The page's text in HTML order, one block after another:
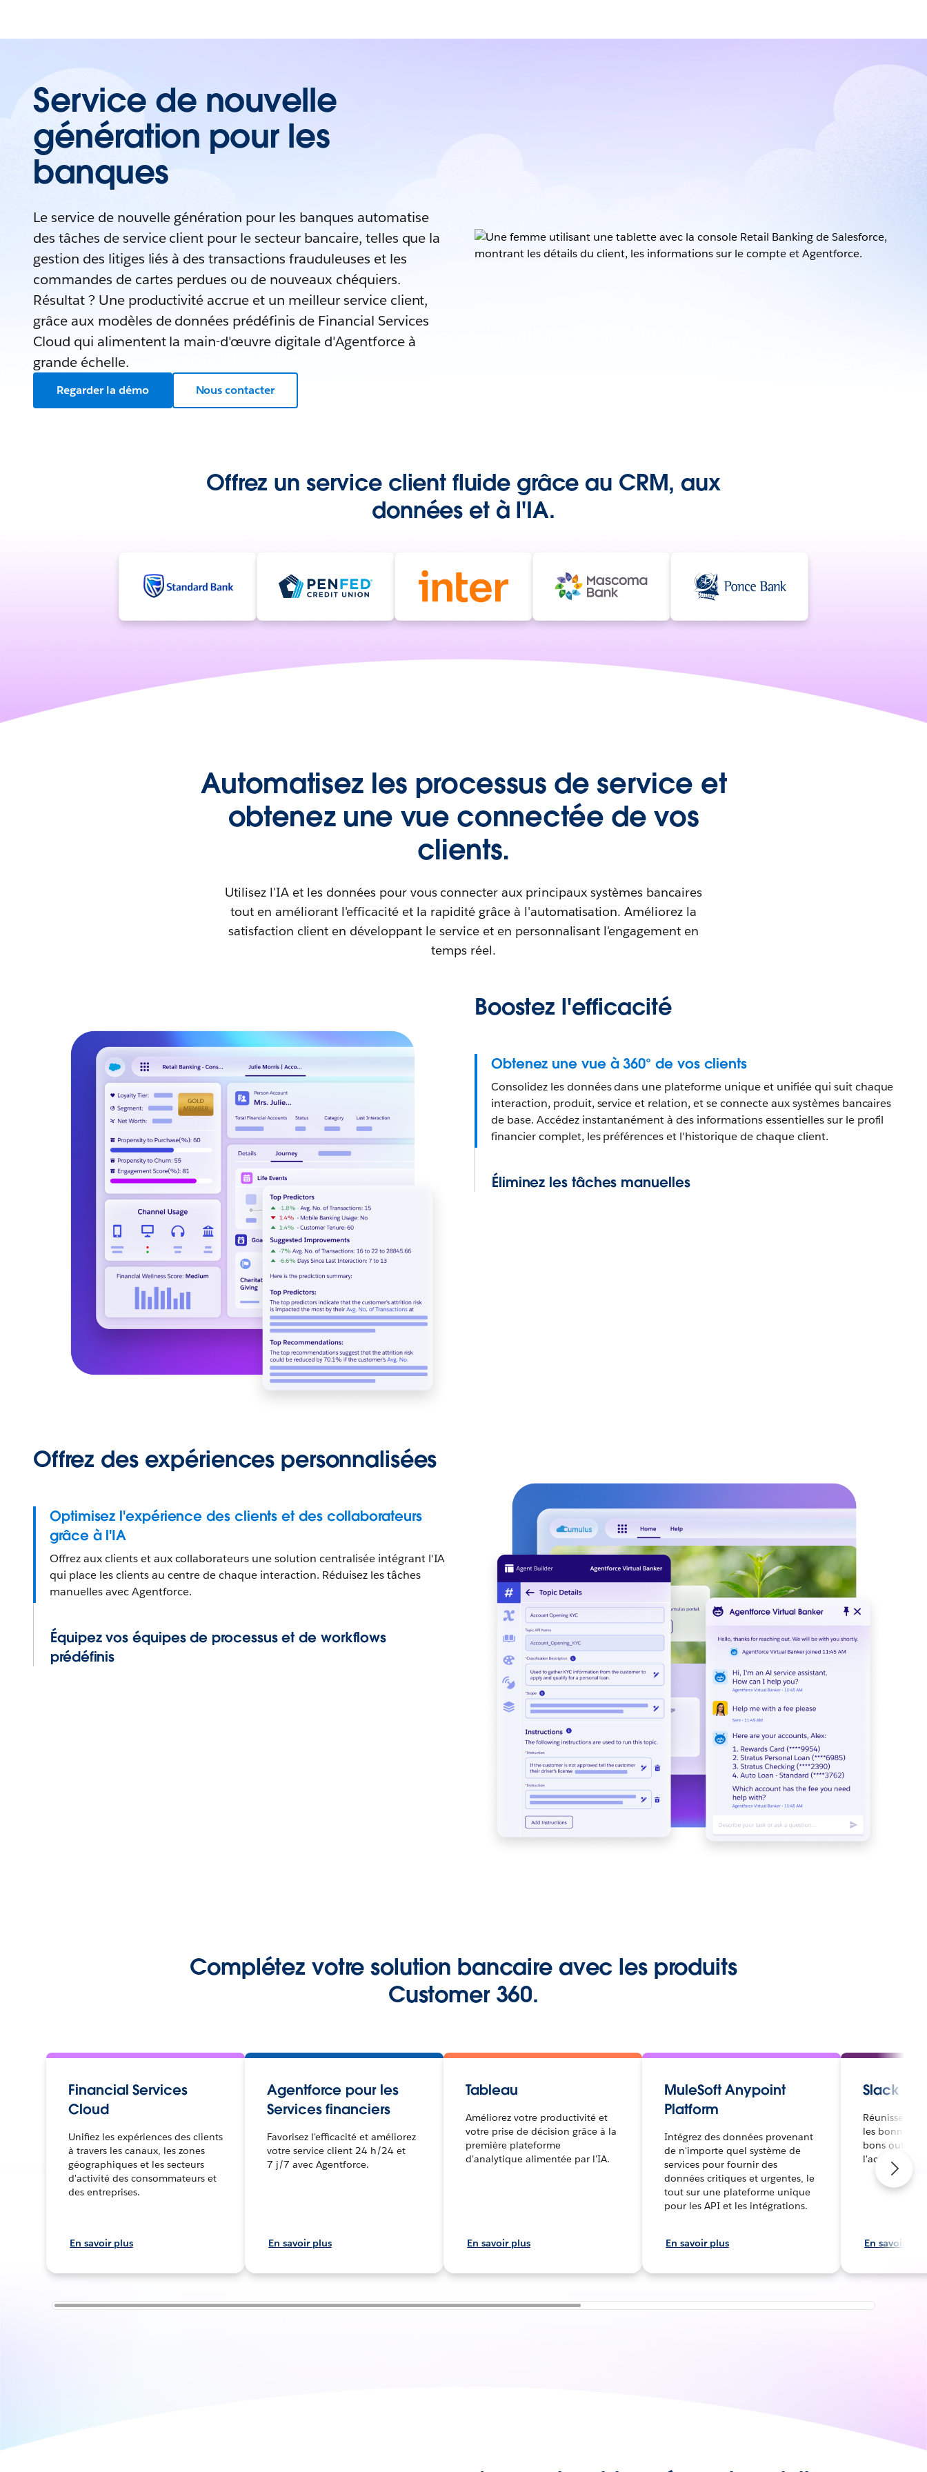
Service de nouvelle
génération pour les
banques
Le service de nouvelle génération pour les banques automatise
des tâches de service client pour le secteur bancaire, telles que la
gestion des litiges liés à des transactions frauduleuses et les
commandes de cartes perdues ou de nouveaux chéquiers.
Résultat ? Une productivité accrue et un meilleur service client,
grâce aux modèles de données prédéfinis de Financial Services
Cloud qui alimentent la main-d'œuvre digitale d'Agentforce à
grande échelle.
Regarder la démo Nous contacter
Offrez un service client fluide grâce au CRM, aux
données et à l'IA.
Automatisez les processus de service et
obtenez une vue connectée de vos
clients.
Utilisez l'IA et les données pour vous connecter aux principaux systèmes bancaires
tout en améliorant l'efficacité et la rapidité grâce à l'automatisation. Améliorez la
satisfaction client en développant le service et en personnalisant l'engagement en
temps réel.
Boostez l'efficacité
Obtenez une vue à 360° de vos clients
Consolidez les données dans une plateforme unique et unifiée qui suit chaque
interaction, produit, service et relation, et se connecte aux systèmes bancaires
de base. Accédez instantanément à des informations essentielles sur le profil
financier complet, les préférences et l'historique de chaque client.
Éliminez les tâches manuelles
Offrez des expériences personnalisées
Optimisez l'expérience des clients et des collaborateurs
grâce à l'IA
Offrez aux clients et aux collaborateurs une solution centralisée intégrant l'IA
qui place les clients au centre de chaque interaction. Réduisez les tâches
manuelles avec Agentforce.
Équipez vos équipes de processus et de workflows
prédéfinis
Complétez votre solution bancaire avec les produits
Customer 360.
Financial Services
Cloud
Unifiez les expériences des clients
à travers les canaux, les zones
géographiques et les secteurs
d'activité des consommateurs et
des entreprises.
En savoir plus
Agentforce pour les
Services financiers
Favorisez l'efficacité et améliorez
votre service client 24 h/24 et
7 j/7 avec Agentforce.
En savoir plus
Tableau
Améliorez votre productivité et
votre prise de décision grâce à la
première plateforme
d'analytique alimentée par l'IA.
En savoir plus
MuleSoft Anypoint
Platform
Intégrez des données provenant
de n'importe quel système de
services pour fournir des
données critiques et urgentes, le
tout sur une plateforme unique
pour les API et les intégrations.
En savoir plus
Slack
Réunissez
les bonnes
bons outils
l'activité.
En savoir plus